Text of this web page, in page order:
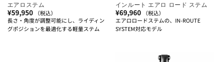
エアロステム
¥59,950
（税込）
長さ・角度が調整可能にし、ライディン
グポジションを最適化する軽量ステム
インルート エアロ ロード ステム
¥69,960
（税込）
エアロロードステムの、IN-ROUTE
SYSTEM対応モデル